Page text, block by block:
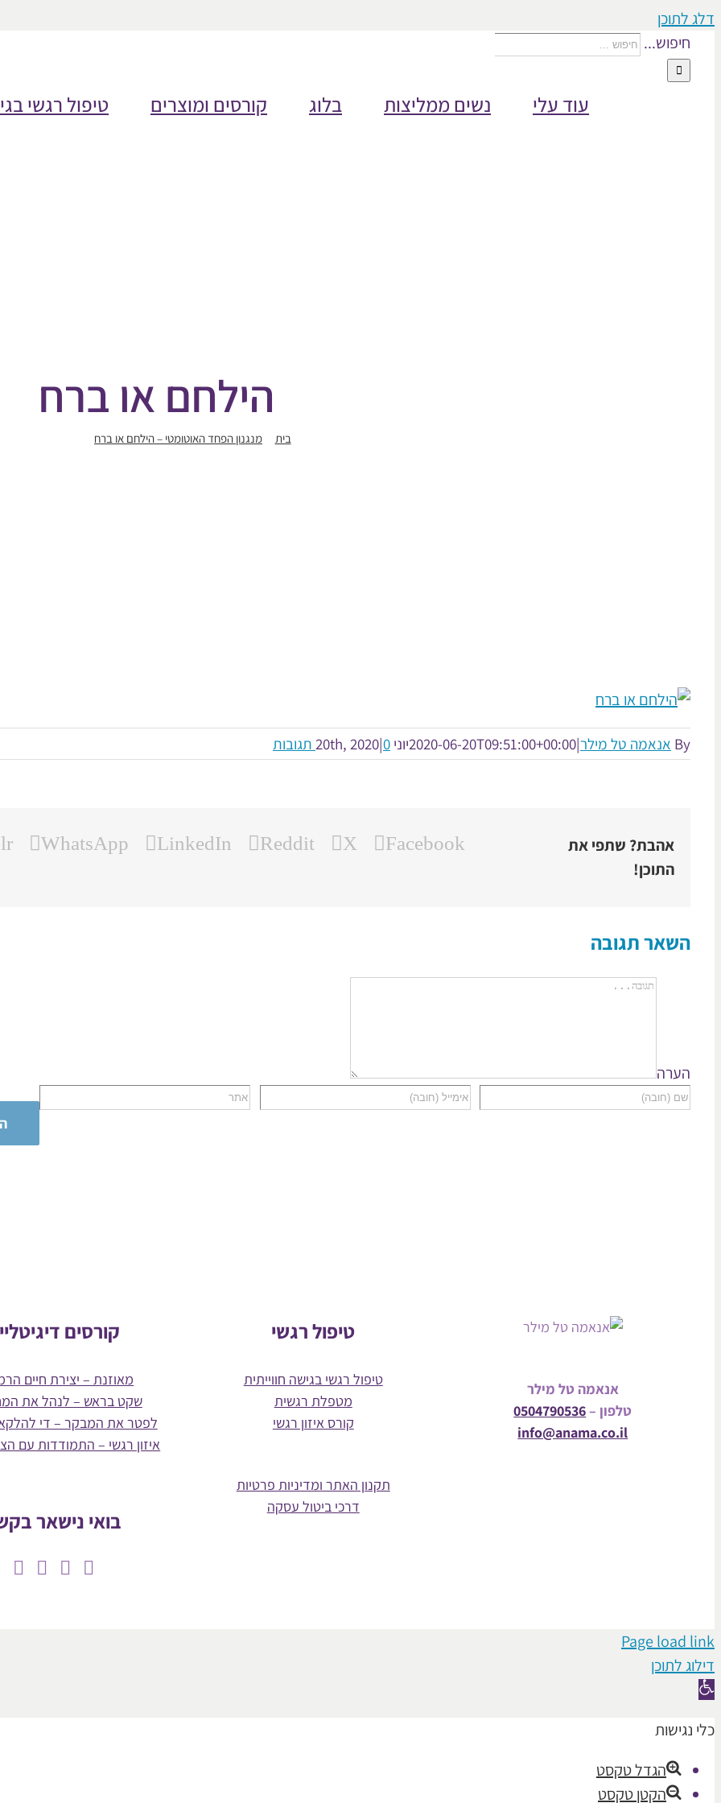
דלג לתוכן
חיפוש...
טיפול רגשי קורסים ומוצרים בלוג נשים ממליצות
עוד עלי
הילחם או ברח
בית מנגנון הפחד האוטומטי – הילחם או ברח
By אנאמה טל מילר|
2020-06-20T09:51:00+00:00יוני 20th, 2020 |0 תגובות
אהבת? שתפי את
התוכן!
Facebook
X
Reddit
LinkedIn
WhatsApp
השאר תגובה
הערה
אנאמה טל מילר
טלפון –0504790536
info@anama.co.il
טיפול רגשי
טיפול רגשי בגישה חווייתית
מטפלת רגשית
קורס איזון רגשי
תקנון האתר ומדיניות פרטיות
דרכי ביטול עסקה
קורסים
מאוזנת – יצירת חיים
שקט בראש – לנהל את
לפטר את המבקר – די
איזון רגשי – התמודדות עם
בואי נישאר
Page load link
דילוג לתוכן
פתח
נגישות
כלי נגישות
הגדל טקסט
הקטן טקסט